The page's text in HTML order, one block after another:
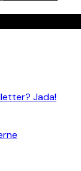
Jada!